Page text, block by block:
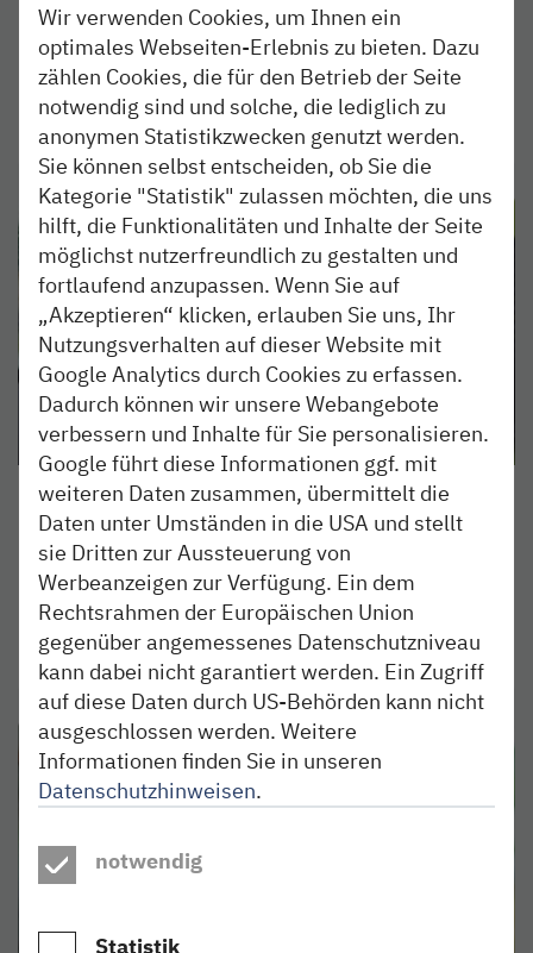
Grüner Deich 15
20097 Hamburg
(040) 303 977-256
karriere@nordbahn.de
Susanne von Alberti
Personalreferentin
Grüner Deich 15
20097 Hamburg
(040) 303 977-257
karriere@nordbahn.de
Wir verwenden Cookies, um Ihnen ein
optimales Webseiten-Erlebnis zu bieten. Dazu
zählen Cookies, die für den Betrieb der Seite
notwendig sind und solche, die lediglich zu
anonymen Statistikzwecken genutzt werden.
Sie können selbst entscheiden, ob Sie die
Kategorie "Statistik" zulassen möchten, die uns
hilft, die Funktionalitäten und Inhalte der Seite
möglichst nutzerfreundlich zu gestalten und
fortlaufend anzupassen. Wenn Sie auf
„Akzeptieren“ klicken, erlauben Sie uns, Ihr
Nutzungsverhalten auf dieser Website mit
Google Analytics durch Cookies zu erfassen.
Dadurch können wir unsere Webangebote
verbessern und Inhalte für Sie personalisieren.
Google führt diese Informationen ggf. mit
weiteren Daten zusammen, übermittelt die
Daten unter Umständen in die USA und stellt
sie Dritten zur Aussteuerung von
Werbeanzeigen zur Verfügung. Ein dem
Rechtsrahmen der Europäischen Union
gegenüber angemessenes Datenschutzniveau
kann dabei nicht garantiert werden. Ein Zugriff
auf diese Daten durch US-Behörden kann nicht
ausgeschlossen werden. Weitere
Informationen finden Sie in unseren
Datenschutzhinweisen.
notwendig
Statistik